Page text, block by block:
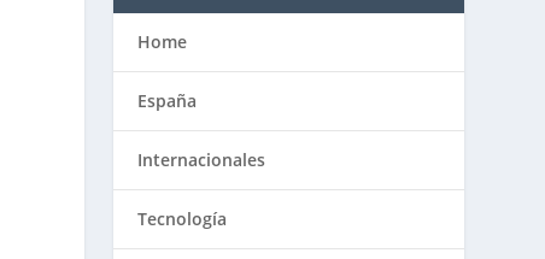
Home
España
Internacionales
Tecnología